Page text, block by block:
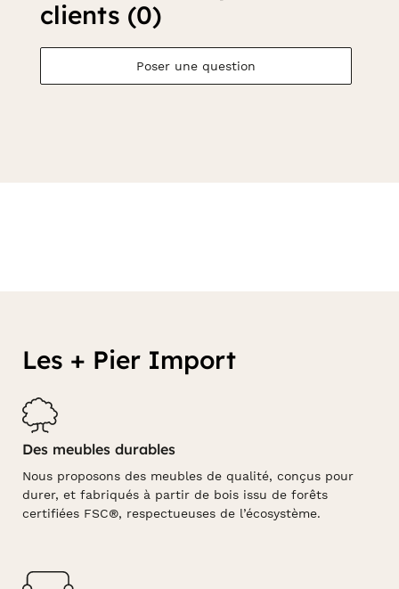
clients (0)
Poser une question
Les + Pier Import
Des meubles durables
Nous proposons des meubles de qualité, conçus pour
durer, et fabriqués à partir de bois issu de forêts
certifiées FSC®, respectueuses de l’écosystème.